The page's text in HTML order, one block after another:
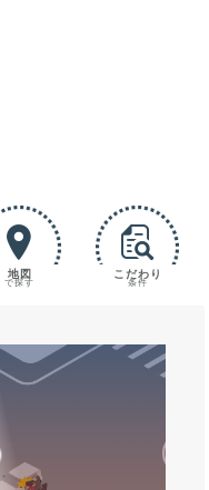
地図
で探す
こだわり
条件